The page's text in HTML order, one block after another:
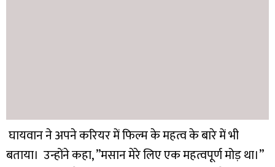
घायवान ने अपने करियर में फिल्म के महत्व के बारे में भी
बताया। उन्होंने कहा, ”मसान मेरे लिए एक महत्वपूर्ण मोड़ था।”